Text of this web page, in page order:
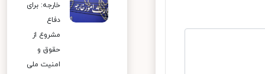
خارجه: برای
دفاع
مشروع از
حقوق و
امنیت ملی